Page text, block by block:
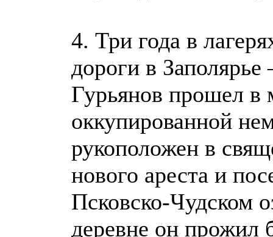
4. Три года в
дороги в
Гурьянов прошел в
оккупированной
рукоположен в
нового ареста и
Псковско-Чудском
деревне он прожил